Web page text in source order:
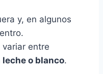
y, en algunos
variar entre
o blanco.